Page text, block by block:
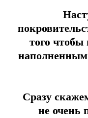
того
наполненным
Сразу
не очень